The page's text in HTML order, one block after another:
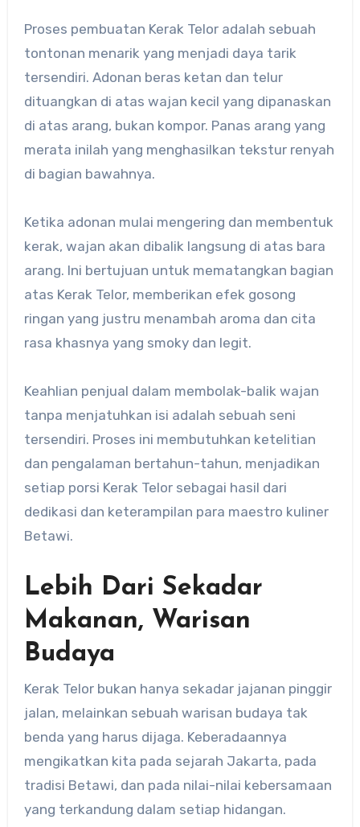
Proses pembuatan Kerak Telor adalah sebuah
tontonan menarik yang menjadi daya tarik
tersendiri. Adonan beras ketan dan telur
dituangkan di atas wajan kecil yang dipanaskan
di atas arang, bukan kompor. Panas arang yang
merata inilah yang menghasilkan tekstur renyah
di bagian bawahnya.
Ketika adonan mulai mengering dan membentuk
kerak, wajan akan dibalik langsung di atas bara
arang. Ini bertujuan untuk mematangkan bagian
atas Kerak Telor, memberikan efek gosong
ringan yang justru menambah aroma dan cita
rasa khasnya yang smoky dan legit.
Keahlian penjual dalam membolak-balik wajan
tanpa menjatuhkan isi adalah sebuah seni
tersendiri. Proses ini membutuhkan ketelitian
dan pengalaman bertahun-tahun, menjadikan
setiap porsi Kerak Telor sebagai hasil dari
dedikasi dan keterampilan para maestro kuliner
Betawi.
Lebih Dari Sekadar
Makanan, Warisan
Budaya
Kerak Telor bukan hanya sekadar jajanan pinggir
jalan, melainkan sebuah warisan budaya tak
benda yang harus dijaga. Keberadaannya
mengikatkan kita pada sejarah Jakarta, pada
tradisi Betawi, dan pada nilai-nilai kebersamaan
yang terkandung dalam setiap hidangan.